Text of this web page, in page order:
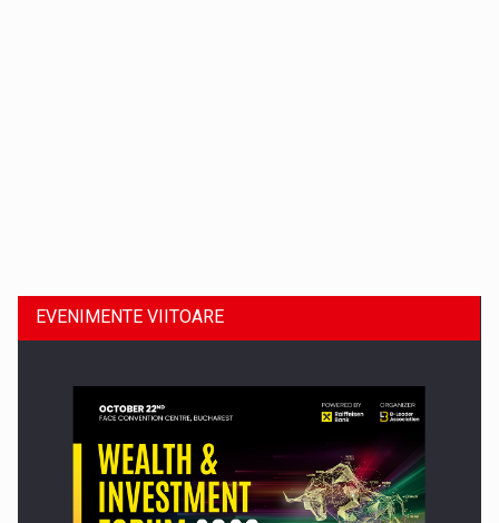
EVENIMENTE VIITOARE